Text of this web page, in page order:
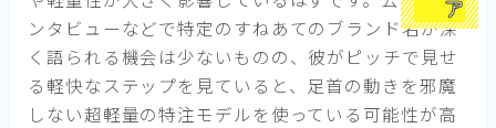
ンタビューなどで特定のすねあてのブランド名が深
く語られる機会は少ないものの、彼がピッチで見せ
る軽快なステップを見ていると、足首の動きを邪魔
しない超軽量の特注モデルを使っている可能性が高